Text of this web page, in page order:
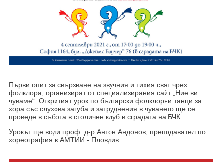
Първи опит за свързване на звучния и тихия свят чрез
фолклора, организират от специализирания сайт „Ние ви
чуваме“. Откритият урок по български фолклорни танци за
хора със слухова загуба и затруднения в чуването ще се
проведе в събота в столичен клуб в сградата на БЧК.
Урокът ще води проф. д-р Антон Андонов, преподавател по
хореография в АМТИИ - Пловдив.